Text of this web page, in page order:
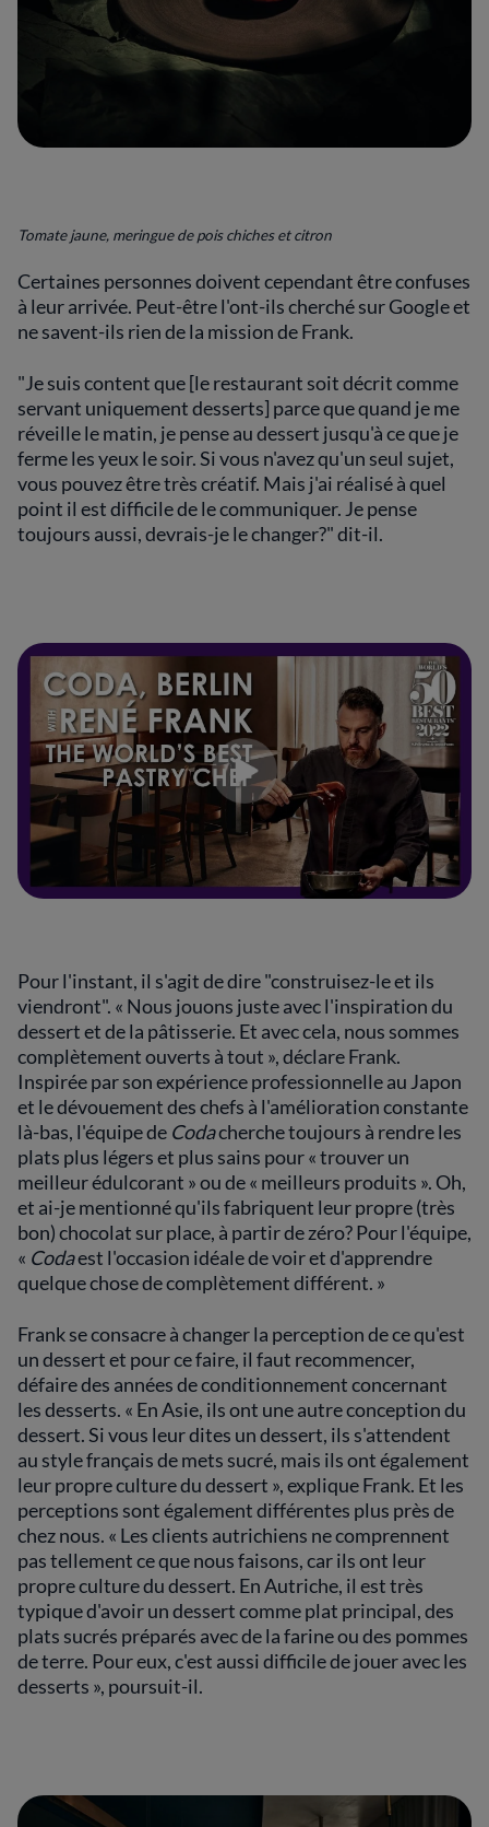
Tomate jaune, meringue de pois chiches et citron
Certaines personnes doivent cependant être confuses
à leur arrivée. Peut-être l'ont-ils cherché sur Google et
ne savent-ils rien de la mission de Frank.
"Je suis content que [le restaurant soit décrit comme
servant uniquement desserts] parce que quand je me
réveille le matin, je pense au dessert jusqu'à ce que je
ferme les yeux le soir. Si vous n'avez qu'un seul sujet,
vous pouvez être très créatif. Mais j'ai réalisé à quel
point il est difficile de le communiquer. Je pense
toujours aussi, devrais-je le changer?" dit-il.
Pour l'instant, il s'agit de dire "construisez-le et ils
viendront". « Nous jouons juste avec l'inspiration du
dessert et de la pâtisserie. Et avec cela, nous sommes
complètement ouverts à tout », déclare Frank.
Inspirée par son expérience professionnelle au Japon
et le dévouement des chefs à l'amélioration constante
là-bas, l'équipe de Codacherche toujours à rendre les
plats plus légers et plus sains pour « trouver un
meilleur édulcorant » ou de « meilleurs produits ». Oh,
et ai-je mentionné qu'ils fabriquent leur propre (très
bon) chocolat sur place, à partir de zéro? Pour l'équipe,
« Codaest l'occasion idéale de voir et d'apprendre
quelque chose de complètement différent. »
Frank se consacre à changer la perception de ce qu'est
un dessert et pour ce faire, il faut recommencer,
défaire des années de conditionnement concernant
les desserts. « En Asie, ils ont une autre conception du
dessert. Si vous leur dites un dessert, ils s'attendent
au style français de mets sucré, mais ils ont également
leur propre culture du dessert », explique Frank. Et les
perceptions sont également différentes plus près de
chez nous. « Les clients autrichiens ne comprennent
pas tellement ce que nous faisons, car ils ont leur
propre culture du dessert. En Autriche, il est très
typique d'avoir un dessert comme plat principal, des
plats sucrés préparés avec de la farine ou des pommes
de terre. Pour eux, c'est aussi difficile de jouer avec les
desserts », poursuit-il.